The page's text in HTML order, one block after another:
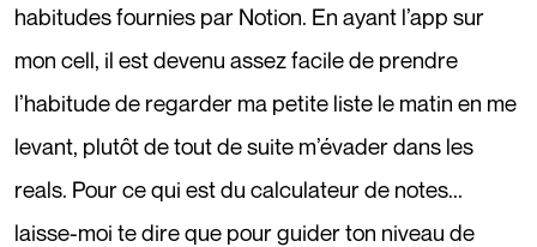
habitudes fournies par Notion. En ayant l’app sur
mon cell, il est devenu assez facile de prendre
l’habitude de regarder ma petite liste le matin en me
levant, plutôt de tout de suite m’évader dans les
reals. Pour ce qui est du calculateur de notes...
laisse-moi te dire que pour guider ton niveau de